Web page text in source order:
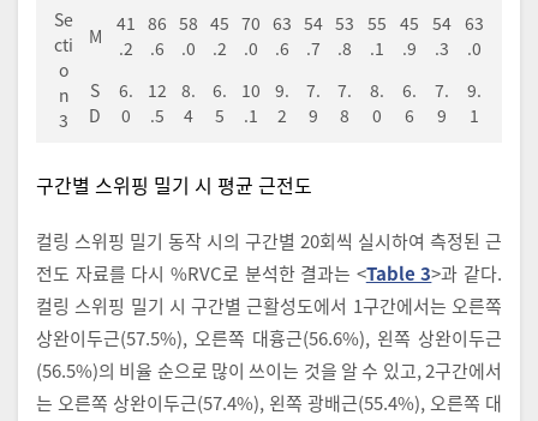
Se
cti
o
n
3
M
41
.2
86
.6
58
.0
45
.2
70
.0
63
.6
54
.7
53
.8
55
.1
45
.9
54
.3
63
.0
S
D
6.
0
12
.5
8.
4
6.
5
10
.1
9.
2
7.
9
7.
8
8.
0
6.
6
7.
9
9.
1
구간별 스위핑 밀기 시 평균 근전도
컬링 스위핑 밀기 동작 시의 구간별 20회씩 실시하여 측정된 근
전도 자료를 다시 %RVC로 분석한 결과는 <Table 3>과 같다.
컬링 스위핑 밀기 시 구간별 근활성도에서 1구간에서는 오른쪽
상완이두근(57.5%), 오른쪽 대흉근(56.6%), 왼쪽 상완이두근
(56.5%)의 비율 순으로 많이 쓰이는 것을 알 수 있고, 2구간에서
는 오른쪽 상완이두근(57.4%), 왼쪽 광배근(55.4%), 오른쪽 대